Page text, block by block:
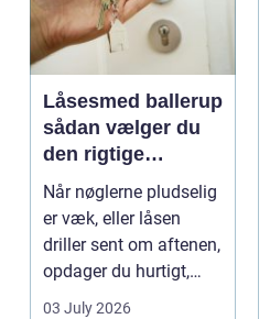
Låsesmed ballerup
sådan vælger du
den rigtige
låsepartner
Når nøglerne pludselig
er væk, eller låsen
driller sent om aftenen,
opdager du hurtigt,
hvor vigtig ...
03 July 2026